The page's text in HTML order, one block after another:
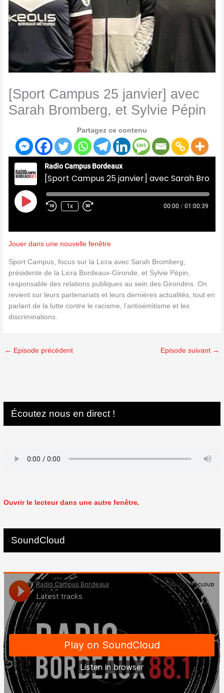
[Sport Campus 25 janvier] avec
Sarah Bromberg, et Sylvie Pépin
Partagez ce contenu
Radio Campus Bordeaux
Play
Episode
1x 00:00 / 01:00:39
Jouer dans une nouvelle fenêtre
Sport Campus, focus sur la Licra avec Sarah Bromberg,
présidente de la Licra Bordeaux-Gironde, et Sylvie Pépin,
responsable des relations publiques au sein des Girondins. On
revient sur leurs partenariats et leurs dernières actualités, tout en
parlant de la lutte contre le racisme, l’antisémitisme et les
discriminations.
← Episode précédent Episode suivant →
Écoutez nous en direct !
Ouvrir le lecteur dans une autre fenêtre.
SoundCloud